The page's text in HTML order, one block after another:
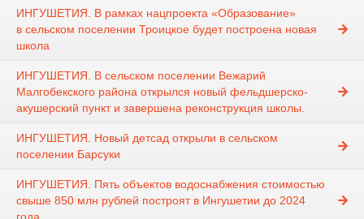
ИНГУШЕТИЯ. В рамках нацпроекта «Образование»
в сельском поселении Троицкое будет построена новая
школа
ИНГУШЕТИЯ. В сельском поселении Вежарий
Малгобекского района открылся новый фельдшерско-
акушерский пункт и завершена реконструкция школы.
ИНГУШЕТИЯ. Новый детсад открыли в сельском
поселении Барсуки
ИНГУШЕТИЯ. Пять объектов водоснабжения стоимостью
свыше 850 млн рублей построят в Ингушетии до 2024